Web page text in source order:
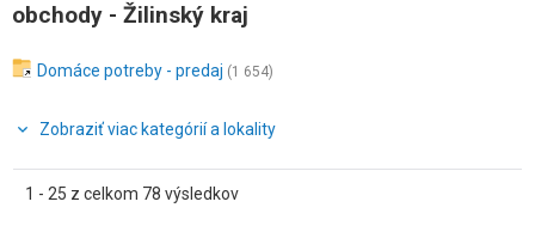
obchody - Žilinský kraj
Domáce potreby - predaj (1 654)
Zobraziť viac kategórií a lokality
1 - 25 z celkom 78 výsledkov